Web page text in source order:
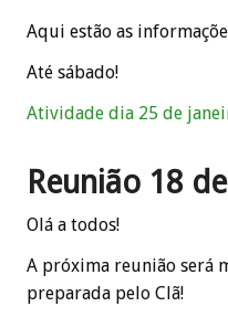
Aqui estão as
Até sábado!
Atividade dia 25 de
Reunião 18
Olá a todos!
A próxima reunião será
preparada pelo Clã!